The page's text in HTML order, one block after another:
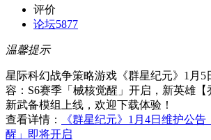
评价
论坛5877
温馨提示
星际科幻战争策略游戏《群星纪元》1月5
容：S6赛季「械核觉醒」开启，新英雄【
新武备模组上线，欢迎下载体验！
查看详情：
《群星纪元》1月4日维护公
醒」即将开启